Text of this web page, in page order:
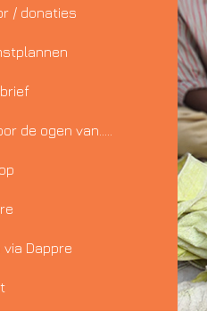
/ donaties
de ogen van…..
via Dappre